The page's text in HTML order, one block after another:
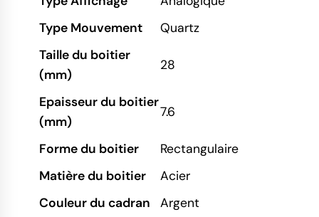
Type Mouvement
Quartz
Taille du boitier
(mm)
28
Epaisseur du boitier
(mm)
7.6
Forme du boitier
Rectangulaire
Matière du boitier
Acier
Couleur du cadran
Argent